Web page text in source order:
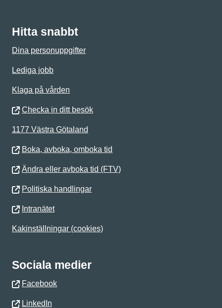
Hitta snabbt
Dina personuppgifter
Lediga jobb
Klaga på vården
Checka in ditt besök
1177 Västra Götaland
Boka, avboka, omboka tid
Ändra eller avboka tid (FTV)
Politiska handlingar
Intranätet
Kakinställningar (cookies)
Sociala medier
Facebook
LinkedIn